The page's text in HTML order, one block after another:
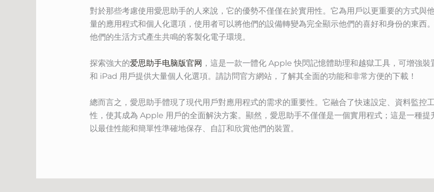
對於那些考慮使用愛思助手的人來說，它的優勢不僅僅在於實用性。它為用戶以更重要的方式與
量的應用程式和個人化選項，使用者可以將他們的設備轉變為完全顯示他們的喜好和身份的東西
他們的生活方式產生共鳴的客製化電子環境。
探索強大的爱思助手电脑版官网 ，這是一款一體化 Apple 快閃記憶體助理和越獄工具，可增強
和 iPad 用戶提供大量個人化選項。請訪問官方網站，了解其全面的功能和非常方便的下載！
總而言之，愛思助手體現了現代用戶對應用程式的需求的重要性。它融合了快速設定、資料監控
性，使其成為 Apple 用戶的全面解決方案。顯然，愛思助手不僅僅是一個實用程式；這是一種
以最佳性能和簡單性準確地保存、自訂和欣賞他們的裝置。